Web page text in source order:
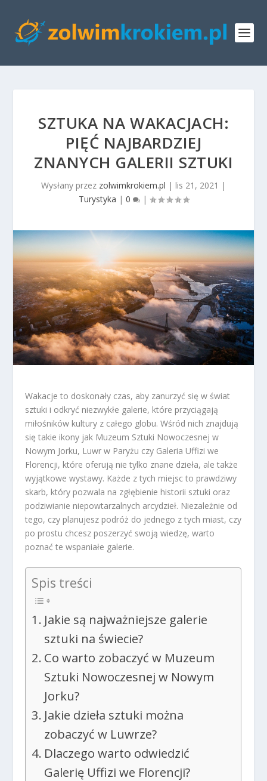
SZTUKA NA WAKACJACH:
PIĘĆ NAJBARDZIEJ
ZNANYCH GALERII SZTUKI
Wysłany przez zolwimkrokiem.pl | lis 21, 2021 |
Turystyka | 0 |
Wakacje to doskonały czas, aby zanurzyć się w świat
sztuki i odkryć niezwykłe galerie, które przyciągają
miłośników kultury z całego globu. Wśród nich znajdują
się takie ikony jak Muzeum Sztuki Nowoczesnej w
Nowym Jorku, Luwr w Paryżu czy Galeria Uffizi we
Florencji, które oferują nie tylko znane dzieła, ale także
wyjątkowe wystawy. Każde z tych miejsc to prawdziwy
skarb, który pozwala na zgłębienie historii sztuki oraz
podziwianie niepowtarzalnych arcydzieł. Niezależnie od
tego, czy planujesz podróż do jednego z tych miast, czy
po prostu chcesz poszerzyć swoją wiedzę, warto
poznać te wspaniałe galerie.
Spis treści
Jakie są najważniejsze galerie
sztuki na świecie?
Co warto zobaczyć w Muzeum
Sztuki Nowoczesnej w Nowym
Jorku?
Jakie dzieła sztuki można
zobaczyć w Luwrze?
Dlaczego warto odwiedzić
Galerię Uffizi we Florencji?